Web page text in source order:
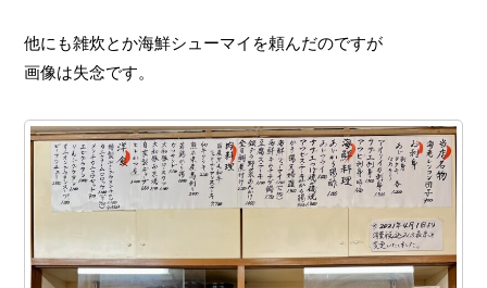
他にも雑炊とか海鮮シューマイを頼んだのですが
画像は失念です。